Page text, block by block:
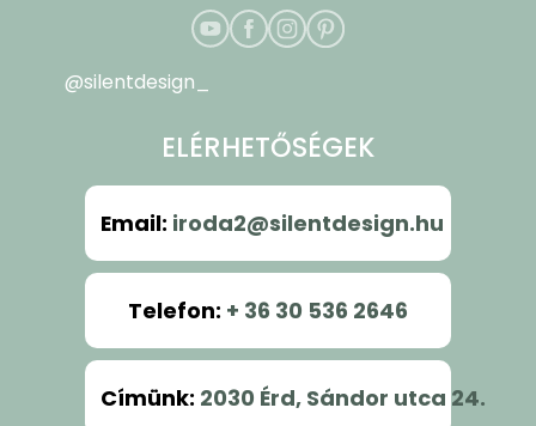
@silentdesign_
ELÉRHETŐSÉGEK
Email: iroda2@silentdesign.hu
Telefon: + 36 30 536 2646
Címünk: 2030 Érd, Sándor utca 24.